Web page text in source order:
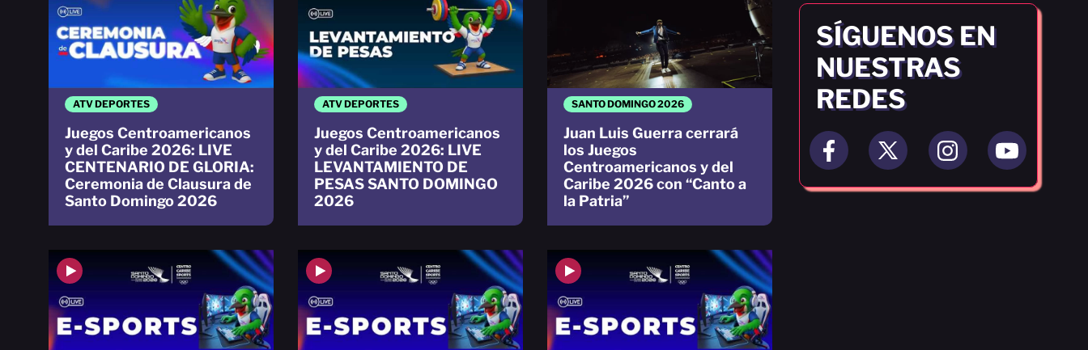
SÍGUENOS EN
NUESTRAS
REDES
ATV DEPORTES
Juegos Centroamericanos
y del Caribe 2026: LIVE
CENTENARIO DE GLORIA:
Ceremonia de Clausura de
Santo Domingo 2026
ATV DEPORTES
Juegos Centroamericanos
y del Caribe 2026: LIVE
LEVANTAMIENTO DE
PESAS SANTO DOMINGO
2026
SANTO DOMINGO 2026
Juan Luis Guerra cerrará
los Juegos
Centroamericanos y del
Caribe 2026 con “Canto a
la Patria”